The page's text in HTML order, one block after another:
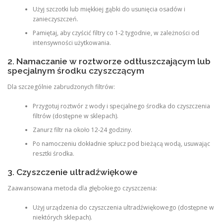
Użyj szczotki lub miękkiej gąbki do usunięcia osadów i
zanieczyszczeń.
Pamiętaj, aby czyścić filtry co 1-2 tygodnie, w zależności od
intensywności użytkowania.
2. Namaczanie w roztworze odtłuszczającym lub
specjalnym środku czyszczącym
Dla szczególnie zabrudzonych filtrów:
Przygotuj roztwór z wody i specjalnego środka do czyszczenia
filtrów (dostępne w sklepach).
Zanurz filtr na około 12-24 godziny.
Po namoczeniu dokładnie spłucz pod bieżącą wodą, usuwając
resztki środka.
3. Czyszczenie ultradźwiękowe
Zaawansowana metoda dla głębokiego czyszczenia:
Użyj urządzenia do czyszczenia ultradźwiękowego (dostępne w
niektórych sklepach).